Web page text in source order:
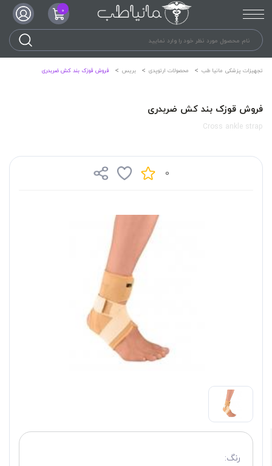
0
تجهیزات پزشکی مانیا طب محصولات ارتوپدی بریس فروش قوزک بند کش ضربدری
فروش قوزک بند کش ضربدری
Cross ankle strap
0
رنگ: